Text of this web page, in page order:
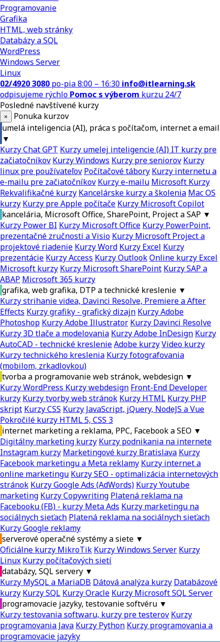
Programovanie
Grafika
HTML, web stránky
Databázy a SQL
WordPress
Windows Server
Linux
02/4920 3080 po-pia 8:00 – 16:30 info@itlearning.sk
odpisujeme rýchlo Pomoc s výberom kurzu 24/7
Posledné navštívené kurzy
×
Ponuka kurzov
umelá inteligencia (AI), práca s počítačom, internet a email
▼
Kurzy Chat GPT Kurzy umelej inteligencie (AI) IT kurzy pre
začiatočníkov Kurzy Windows Kurzy pre seniorov Kurzy
linux pre používateľov Počítačové tábory Kurzy internetu a
e-mailu pre začiatočníkov Kurzy e-mailu Microsoft Kurzy
Rekvalifikačné kurzy Kancelárske kurzy a školenia Mac OS
kurzy Kurzy pre Apple počítače Kurzy Microsoft Copilot
kancelária, Microsoft Office, SharePoint, Project a SAP ▼
Kurzy Power BI Kurzy Microsoft Office Kurzy PowerPoint,
prezentačné zručnosti a Visio Kurzy Microsoft Project a
projektové riadenie Kurzy Word Kurzy Excel Kurzy
prezentácie Kurzy Access Kurzy OutlookOnline kurzy Excel
Microsoft kurzy Kurzy Microsoft SharePoint Kurzy SAP a
ABAP Microsoft 365 kurzy
grafika, web grafika, DTP a technické kreslenie ▼
Kurzy strihanie videa, Davinci Resolve, Premiere a After
Effects Kurzy grafiky - grafický dizajn Kurzy Adobe
Photoshop Kurzy Adobe Illustrator Kurzy Davinci Resolve
Kurzy 3D tlače a modelovania Kurzy Adobe InDesign Kurzy
AutoCAD - technické kreslenieAdobe kurzyVideo kurzy
Kurzy technického kreslenia Kurzy fotografovania
(mobilom, zrkadlovkou)
tvorba a programovanie web stránok, webdesign ▼
Kurzy WordPress Kurzy webdesign Front-End Developer
kurzy Kurzy tvorby web stránok Kurzy HTML Kurzy PHP
skript Kurzy CSS Kurzy JavaScript, jQuery, NodeJS a Vue
Pokročilé kurzy HTML 5, CSS 3
internet marketing a reklama, PPC, Facebook a SEO ▼
Digitálny marketing kurzy Kurzy podnikania na internete
Instagram kurzy Marketingové kurzy Bratislava Kurzy
Facebook marketingu a Meta reklamy Kurzy internet a
online marketingu Kurzy SEO - optimalizácia internetových
stránok Kurzy Google Ads (AdWords) Kurzy Youtube
marketing Kurzy Copywriting Platená reklama na
Facebooku (FB) - kurzy Meta Ads Kurzy marketingu na
sociálnych sieťach Platená reklama na sociálnych sieťach
Kurzy Google reklamy
serverové operačné systémy a siete ▼
Oficiálne kurzy MikroTik Kurzy Windows Server Kurzy
Linux Kurzy počítačových sietí
databázy, SQL servery ▼
Kurzy MySQL a MariaDB Dátová analýza kurzy Databázové
kurzy Kurzy SQL Kurzy Oracle Kurzy Microsoft SQL Server
programovacie jazyky, testovanie softvéru ▼
Kurzy testovania softwaru, kurzy pre testerov Kurzy
programovania Java Kurzy Python Kurzy programovania a
programovacie jazyky